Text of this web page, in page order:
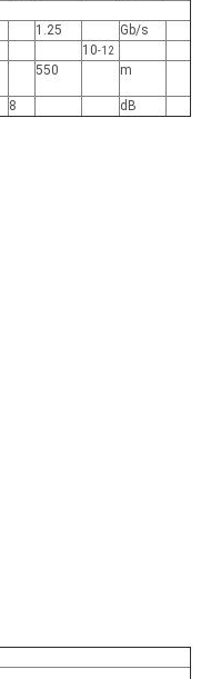
1.25
Gb/s
10-12
550 m
8 dB